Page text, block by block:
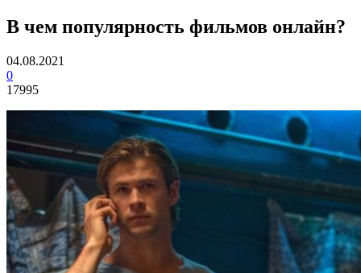
В чем популярность фильмов онлайн?
04.08.2021
0
17995